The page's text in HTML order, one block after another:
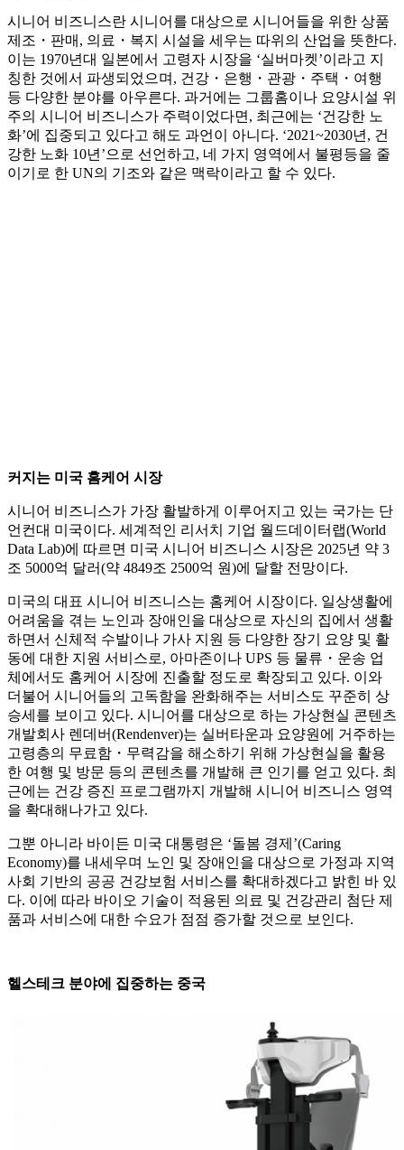
시니어 비즈니스란 시니어를 대상으로 시니어들을 위한 상품
제조・판매, 의료・복지 시설을 세우는 따위의 산업을 뜻한다.
이는 1970년대 일본에서 고령자 시장을 ‘실버마켓’이라고 지
칭한 것에서 파생되었으며, 건강・은행・관광・주택・여행
등 다양한 분야를 아우른다. 과거에는 그룹홈이나 요양시설 위
주의 시니어 비즈니스가 주력이었다면, 최근에는 ‘건강한 노
화’에 집중되고 있다고 해도 과언이 아니다. ‘2021~2030년, 건
강한 노화 10년’으로 선언하고, 네 가지 영역에서 불평등을 줄
이기로 한 UN의 기조와 같은 맥락이라고 할 수 있다.
커지는 미국 홈케어 시장
시니어 비즈니스가 가장 활발하게 이루어지고 있는 국가는 단
언컨대 미국이다. 세계적인 리서치 기업 월드데이터랩(World
Data Lab)에 따르면 미국 시니어 비즈니스 시장은 2025년 약 3
조 5000억 달러(약 4849조 2500억 원)에 달할 전망이다.
미국의 대표 시니어 비즈니스는 홈케어 시장이다. 일상생활에
어려움을 겪는 노인과 장애인을 대상으로 자신의 집에서 생활
하면서 신체적 수발이나 가사 지원 등 다양한 장기 요양 및 활
동에 대한 지원 서비스로, 아마존이나 UPS 등 물류・운송 업
체에서도 홈케어 시장에 진출할 정도로 확장되고 있다. 이와
더불어 시니어들의 고독함을 완화해주는 서비스도 꾸준히 상
승세를 보이고 있다. 시니어를 대상으로 하는 가상현실 콘텐츠
개발회사 렌데버(Rendenver)는 실버타운과 요양원에 거주하는
고령층의 무료함・무력감을 해소하기 위해 가상현실을 활용
한 여행 및 방문 등의 콘텐츠를 개발해 큰 인기를 얻고 있다. 최
근에는 건강 증진 프로그램까지 개발해 시니어 비즈니스 영역
을 확대해나가고 있다.
그뿐 아니라 바이든 미국 대통령은 ‘돌봄 경제’(Caring
Economy)를 내세우며 노인 및 장애인을 대상으로 가정과 지역
사회 기반의 공공 건강보험 서비스를 확대하겠다고 밝힌 바 있
다. 이에 따라 바이오 기술이 적용된 의료 및 건강관리 첨단 제
품과 서비스에 대한 수요가 점점 증가할 것으로 보인다.
헬스테크 분야에 집중하는 중국